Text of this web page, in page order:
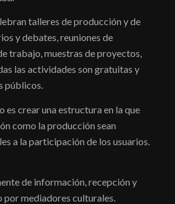
talleres de producción y de
y debates, reuniones de
trabajo, muestras de proyectos,
las actividades son gratuitas y
públicos.
es crear una estructura en la que
como la producción sean
a la participación de los usuarios.
de información, recepción y
mediadores culturales.